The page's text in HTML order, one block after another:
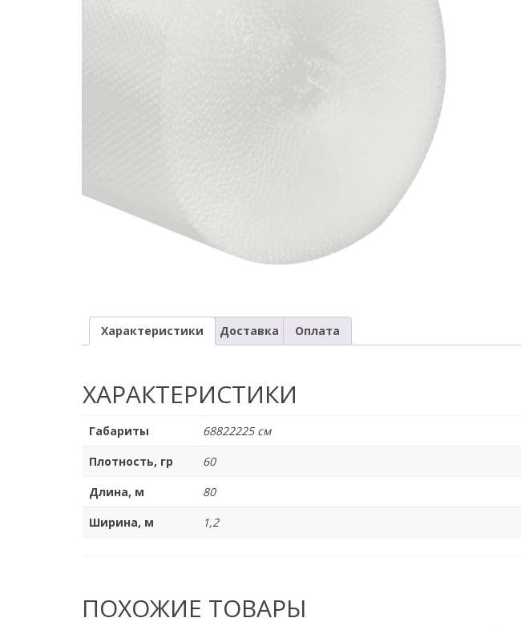
Характеристики Доставка Оплата
ХАРАКТЕРИСТИКИ
Габариты
68822225 см
Плотность, гр
60
Длина, м
80
Ширина, м
1,2
ПОХОЖИЕ ТОВАРЫ